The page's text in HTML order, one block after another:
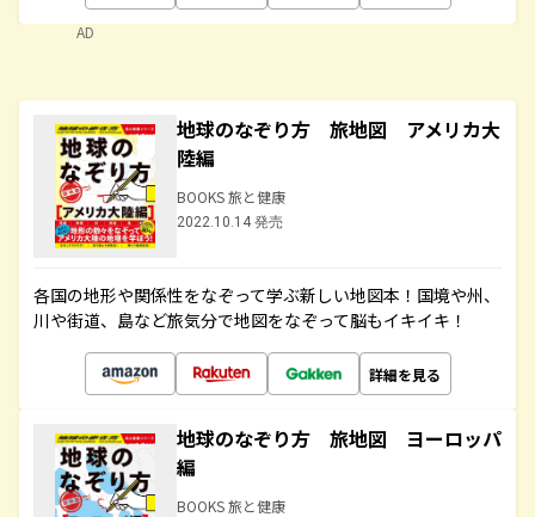
AD
地球のなぞり方 旅地図 アメリカ大
陸編
BOOKS 旅と健康
2022.10.14 発売
各国の地形や関係性をなぞって学ぶ新しい地図本！国境や州、
川や街道、島など旅気分で地図をなぞって脳もイキイキ！
詳細を見る
地球のなぞり方 旅地図 ヨーロッパ
編
BOOKS 旅と健康